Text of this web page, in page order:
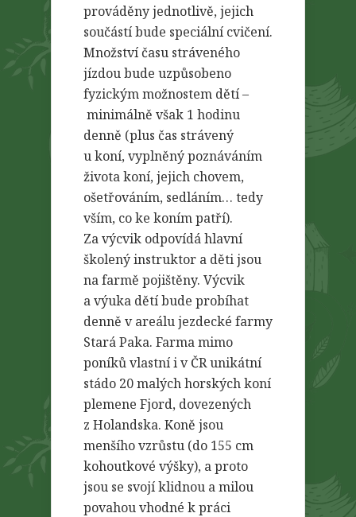
prováděny jednotlivě, jejich
součástí bude speciální cvičení.
Množství času stráveného
jízdou bude uzpůsobeno
fyzickým možnostem dětí –
minimálně však 1 hodinu
denně (plus čas strávený
u koní, vyplněný poznáváním
života koní, jejich chovem,
ošetřováním, sedláním… tedy
vším, co ke koním patří).
Za výcvik odpovídá hlavní
školený instruktor a děti jsou
na farmě pojištěny. Výcvik
a výuka dětí bude probíhat
denně v areálu jezdecké farmy
Stará Paka. Farma mimo
poníků vlastní i v ČR unikátní
stádo 20 malých horských koní
plemene Fjord, dovezených
z Holandska. Koně jsou
menšího vzrůstu (do 155 cm
kohoutkové výšky), a proto
jsou se svojí klidnou a milou
povahou vhodné k práci